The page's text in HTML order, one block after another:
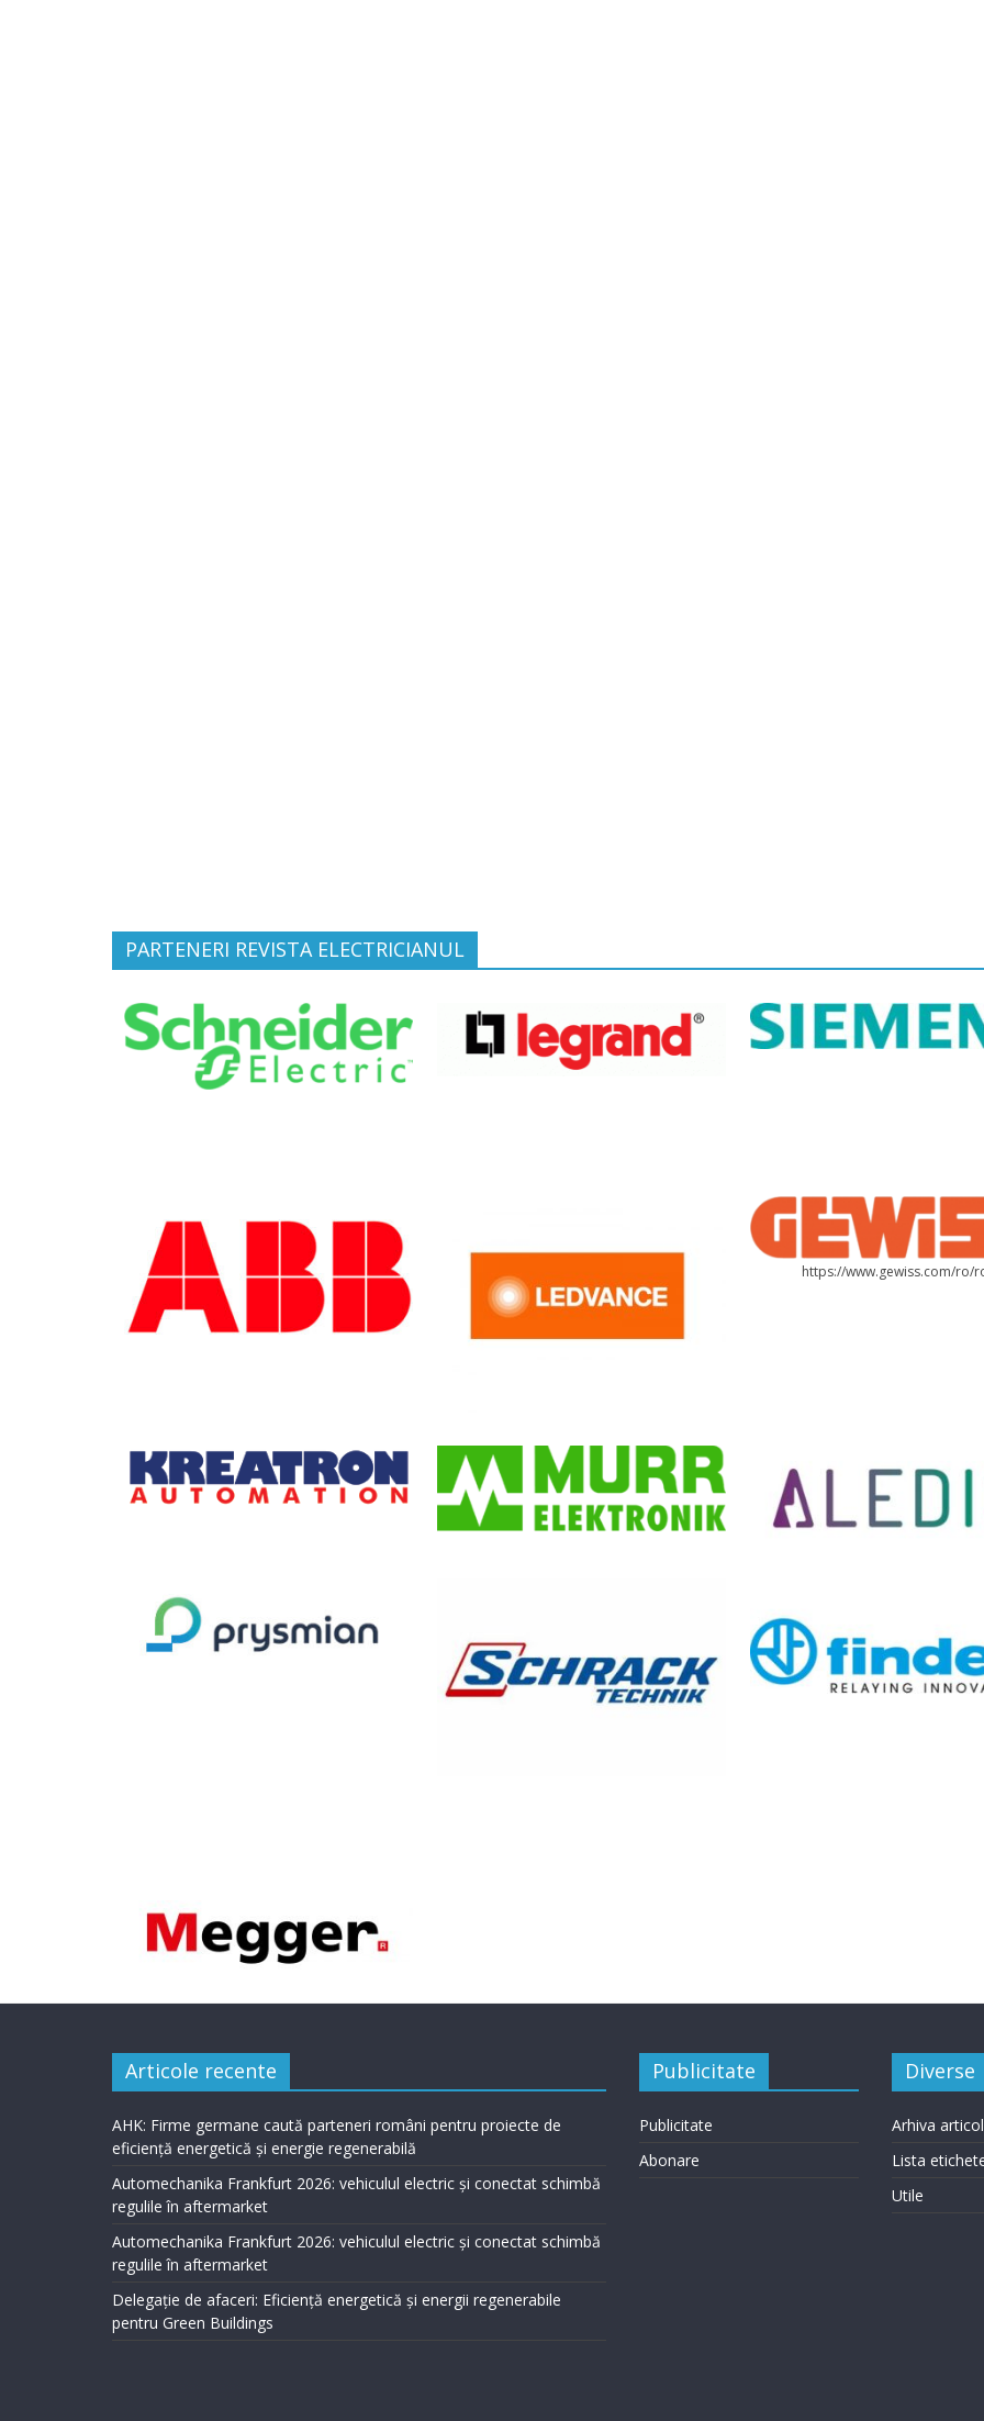
PARTENERI REVISTA ELECTRICIANUL
https://www.gewiss.com/ro/
Articole recente
AHK: Firme germane caută parteneri români pentru proiecte de
eficiență energetică și energie regenerabilă
Automechanika Frankfurt 2026: vehiculul electric și conectat schimbă
regulile în aftermarket
Automechanika Frankfurt 2026: vehiculul electric și conectat schimbă
regulile în aftermarket
Delegație de afaceri: Eficiență energetică și energii regenerabile
pentru Green Buildings
Publicitate
Publicitate
Abonare
Diverse
Arhiva
Lista
Utile